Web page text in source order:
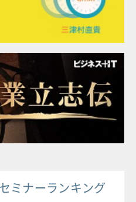
ミナーランキング